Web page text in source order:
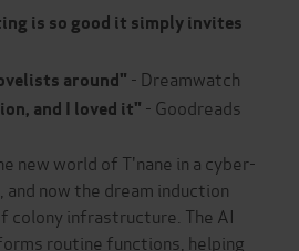
is so good it simply invites
around" - Dreamwatch
and I loved it" - Goodreads
new world of T'nane in a cyber-
now the dream induction
colony infrastructure. The AI
routine functions, helping